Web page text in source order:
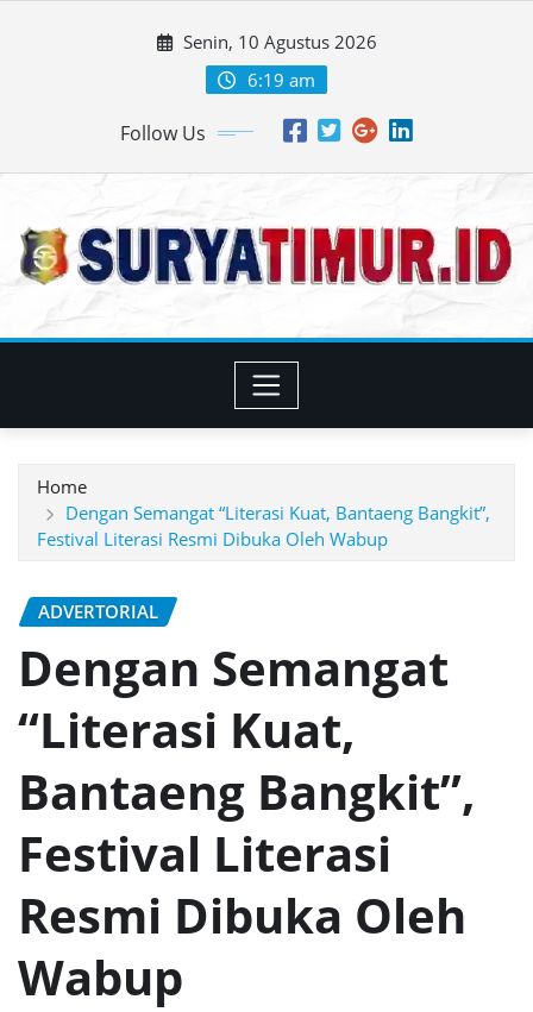
Senin, 10 Agustus 2026
6:19 am
Follow Us
Home
Dengan Semangat “Literasi Kuat, Bantaeng Bangkit”,
Festival Literasi Resmi Dibuka Oleh Wabup
ADVERTORIAL
Dengan Semangat
“Literasi Kuat,
Bantaeng Bangkit”,
Festival Literasi
Resmi Dibuka Oleh
Wabup